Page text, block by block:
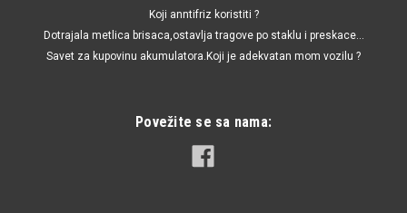
Koji anntifriz koristiti ?
Dotrajala metlica brisaca,ostavlja tragove po staklu i preskace...
Savet za kupovinu akumulatora.Koji je adekvatan mom vozilu ?
Povežite se sa nama: